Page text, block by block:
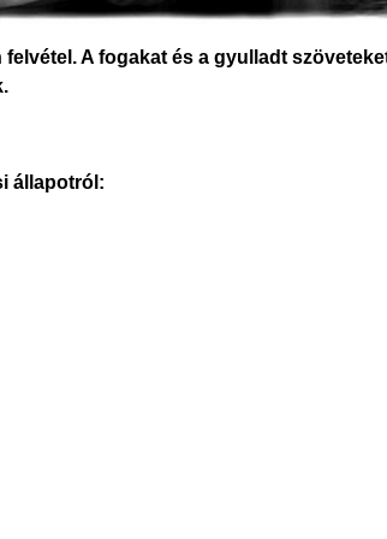
A fogakat és a gyulladt
állapotról: